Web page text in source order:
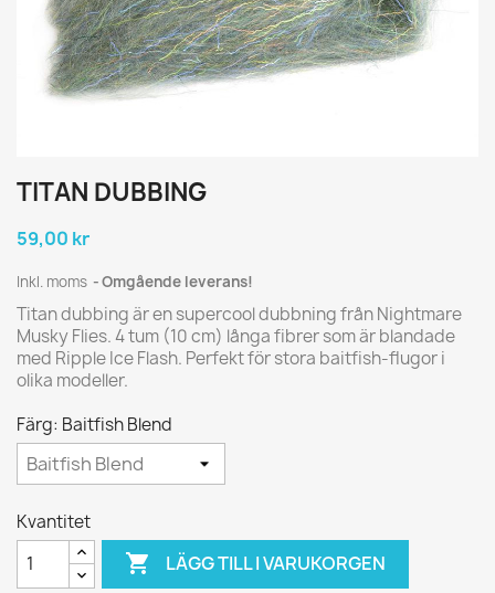
TITAN DUBBING
59,00 kr
Inkl. moms Omgående leverans!
Titan dubbing är en supercool dubbning från Nightmare
Musky Flies. 4 tum (10 cm) långa fibrer som är blandade
med Ripple Ice Flash. Perfekt för stora baitfish-flugor i
olika modeller.
Färg: Baitfish Blend
Kvantitet
 LÄGG TILL I VARUKORGEN